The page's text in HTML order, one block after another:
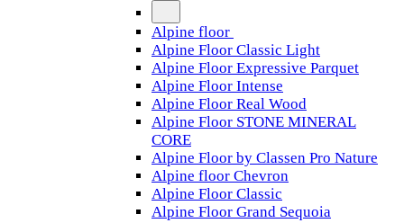
Alpine floor
Alpine Floor Classic Light
Alpine Floor Expressive Parquet
Alpine Floor Intense
Alpine Floor Real Wood
Alpine Floor STONE MINERAL
CORE
Alpine Floor by Classen Pro Nature
Alpine floor Chevron
Alpine Floor Classic
Alpine Floor Grand Sequoia